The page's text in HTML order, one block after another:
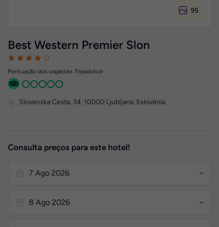
95
Best Western Premier Slon
Pontuação dos viajantes Tripadvisor
Slovenska Cesta, 34, 10000 Ljubljana, Eslovénia
Consulta preços para este hotel!